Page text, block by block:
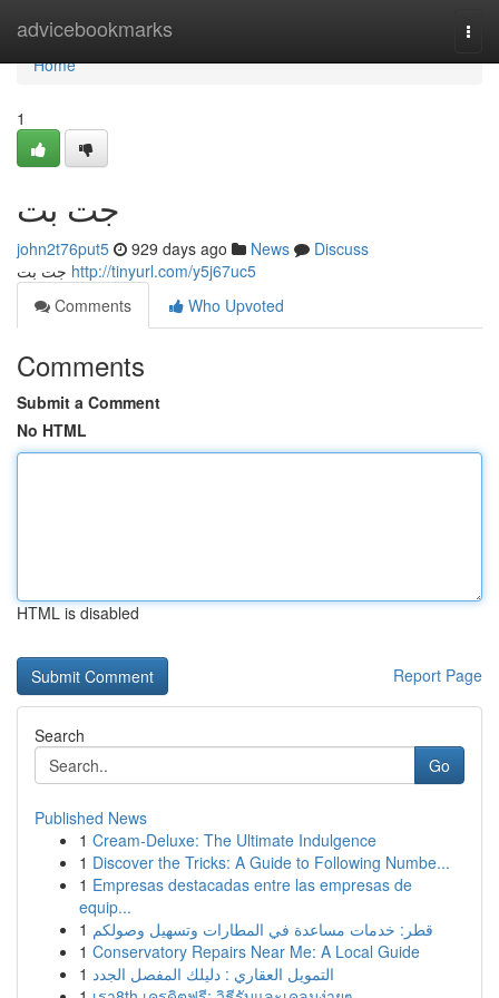
advicebookmarks
Home
Home
1
جت بت
john2t76put5 929 days ago News
Discuss
http://tinyurl.com/y5j67uc5
Comments
Who Upvoted
Comments
Submit a Comment
No HTML
HTML is disabled
Report Page
Search
Go
Published News
1 Cream-Deluxe: The Ultimate Indulgence
1 Discover the Tricks: A Guide to Following Numbe...
1 Empresas destacadas entre las empresas de
equip...
1 قطر: خدمات مساعدة في المطارات وتسهيل وصولكم
1 Conservatory Repairs Near Me: A Local Guide
1 التمويل العقاري : دليلك المفصل الجدد